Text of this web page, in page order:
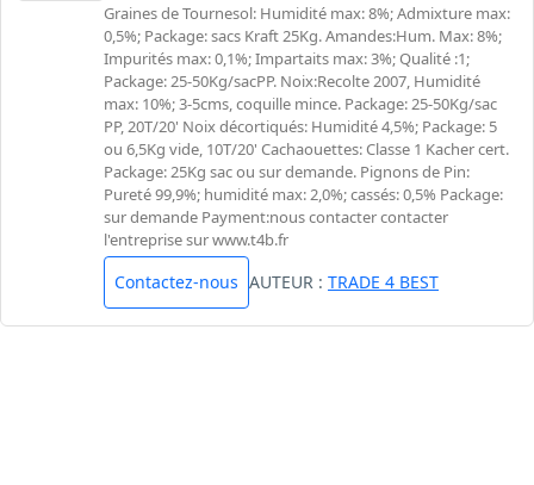
Graines de Tournesol: Humidité max: 8%; Admixture max:
0,5%; Package: sacs Kraft 25Kg. Amandes:Hum. Max: 8%;
Impurités max: 0,1%; Impartaits max: 3%; Qualité :1;
Package: 25-50Kg/sacPP. Noix:Recolte 2007, Humidité
max: 10%; 3-5cms, coquille mince. Package: 25-50Kg/sac
PP, 20T/20' Noix décortiqués: Humidité 4,5%; Package: 5
ou 6,5Kg vide, 10T/20' Cachaouettes: Classe 1 Kacher cert.
Package: 25Kg sac ou sur demande. Pignons de Pin:
Pureté 99,9%; humidité max: 2,0%; cassés: 0,5% Package:
sur demande Payment:nous contacter contacter
l'entreprise sur www.t4b.fr
Contactez-nous AUTEUR : TRADE 4 BEST